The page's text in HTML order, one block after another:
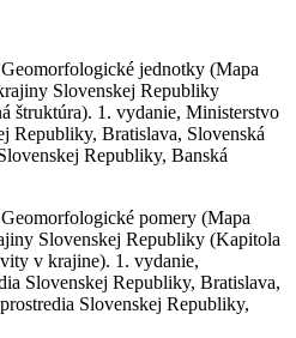
jednotky (Mapa
Slovenskej Republiky
štruktúra). 1. vydanie, Ministerstvo
Republiky, Bratislava, Slovenská
Republiky, Banská
pomery (Mapa
Slovenskej Republiky (Kapitola
v krajine). 1. vydanie,
Slovenskej Republiky, Bratislava,
Slovenskej Republiky,